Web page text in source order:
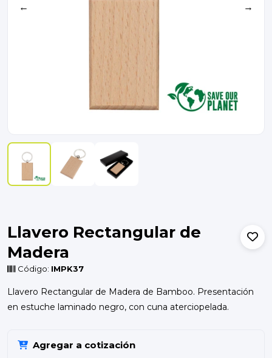
← →
Llavero Rectangular de
Madera
Código: IMPK37
Llavero Rectangular de Madera de Bamboo. Presentación
en estuche laminado negro, con cuna aterciopelada.
Agregar a cotización